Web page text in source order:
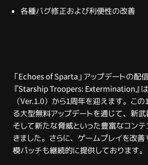
各種バグ修正および利便性の改善
「Echoes of Sparta」アップデートの配信
『Starship Troopers: Extermination』
（Ver.1.0）から1周年を迎えます。こ
る大型無料アップデートを通じて、新武
そして新たな脅威といった豊富なコン
きました。さらに、ゲームプレイを改
模パッチも継続的に提供しております。